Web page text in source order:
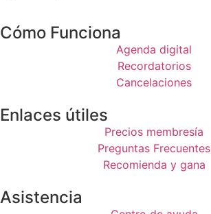
Cómo Funciona
Agenda digital
Recordatorios
Cancelaciones
Enlaces útiles
Precios membresía
Preguntas Frecuentes
Recomienda y gana
Asistencia